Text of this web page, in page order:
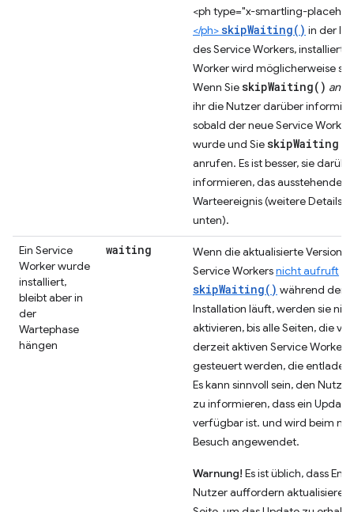
<ph type="x-smartling-
</ph>skipWaiting() in der
des Service Workers,
Worker wird möglicherweise
Wenn SieskipWaiting()
ihr die Nutzer darüber
sobald der neue Service
wurde und SieskipWaiting
anrufen. Es ist besser, sie
informieren, das ausstehende
Warteereignis (weitere Details
unten).
Ein Service
Worker wurde
installiert,
bleibt aber in
der
Wartephase
hängen
waiting
Wenn die aktualisierte Version
Service Workersnicht aufruft
skipWaiting() während der
Installation läuft, werden sie
aktivieren, bis alle Seiten, die
derzeit aktiven Service Worker
gesteuert werden, die
Es kann sinnvoll sein, den
zu informieren, dass ein Update
verfügbar ist. und wird beim
Besuch angewendet.
Warnung! Es ist üblich, dass
Nutzer auffordern aktualisieren